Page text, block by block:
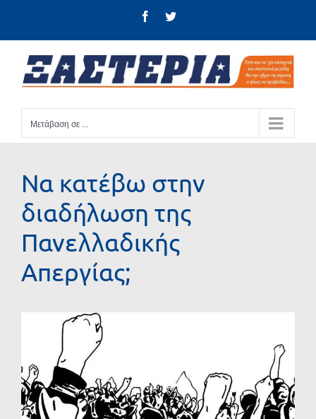
FacebookTwitter
Μετάβαση σε ...
Να κατέβω στην
διαδήλωση της
Πανελλαδικής
Απεργίας;
Προβολή
μεγαλύτερης
εικόνας